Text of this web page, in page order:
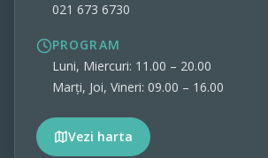
021 673 6730
PROGRAM
Luni, Miercuri: 11.00 – 20.00
Marți, Joi, Vineri: 09.00 – 16.00
Vezi harta